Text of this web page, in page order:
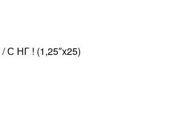
/ С НГ ! (1,25″х25)